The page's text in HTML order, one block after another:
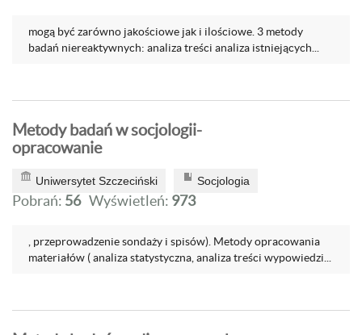
mogą być zarówno jakościowe jak i ilościowe. 3 metody
badań niereaktywnych: analiza treści analiza istniejących...
Metody badań w socjologii-
opracowanie
Uniwersytet Szczeciński Socjologia
Pobrań: 56 Wyświetleń: 973
, przeprowadzenie sondaży i spisów). Metody opracowania
materiałów ( analiza statystyczna, analiza treści wypowiedzi...